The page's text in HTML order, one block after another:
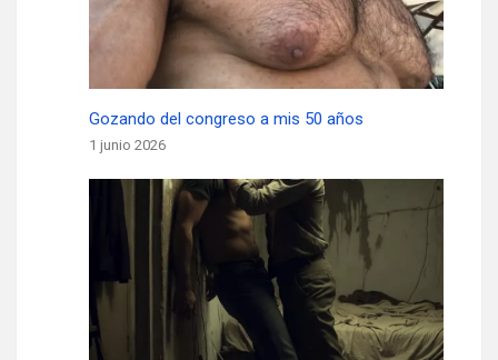
Gozando del congreso a mis 50 años
1 junio 2026